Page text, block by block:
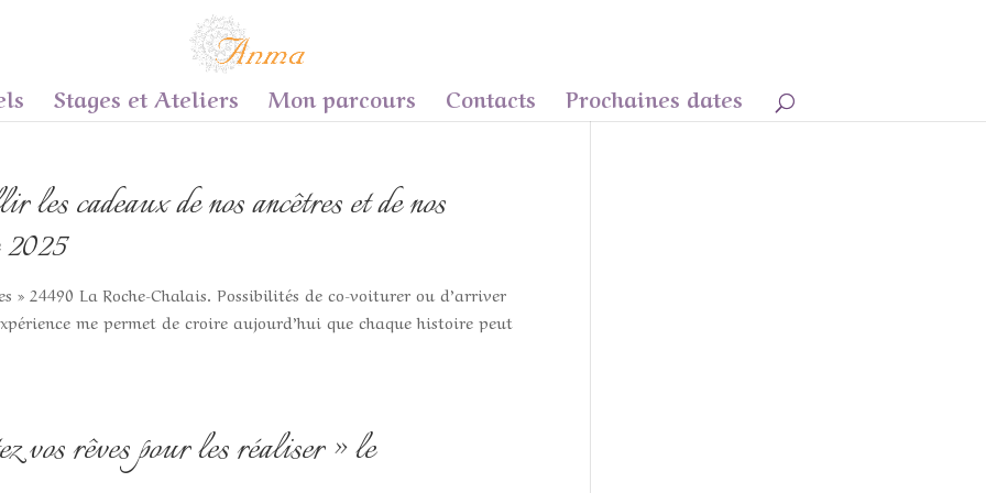
Stages et Ateliers Mon parcours Contacts Prochaines dates
cadeaux de nos ancêtres et de nos
» 24490 La Roche-Chalais. Possibilités de co-voiturer ou d’arriver
me permet de croire aujourd’hui que chaque histoire peut
vos rêves pour les réaliser » le